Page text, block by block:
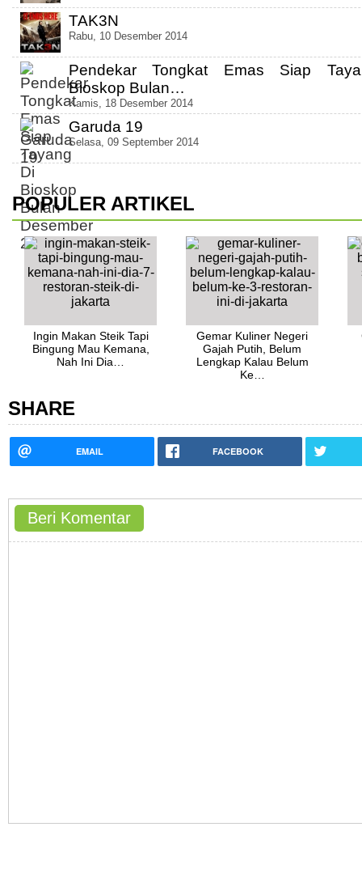
TAK3N
Rabu, 10 Desember 2014
Pendekar Tongkat Emas Siap
Bioskop Bulan…
Kamis, 18 Desember 2014
Garuda 19
Selasa, 09 September 2014
POPULER ARTIKEL
Ingin Makan Steik Tapi
Bingung Mau Kemana,
Nah Ini Dia…
Gemar Kuliner Negeri
Gajah Putih, Belum
Lengkap Kalau Belum
Ke…
SHARE
EMAIL FACEBOOK
Beri Komentar